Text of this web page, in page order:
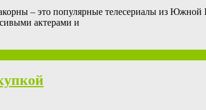
– это популярные телесериалы из Южной
актерами и